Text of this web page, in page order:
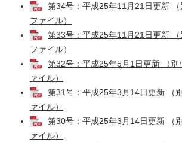
第34号：平成25年11月21日更新
ファイル）
第33号：平成25年11月21日更新
ファイル）
第32号：平成25年5月1日更新 （別
ァイル）
第31号：平成25年3月14日更新 （
ァイル）
第30号：平成25年3月14日更新 （
ァイル）